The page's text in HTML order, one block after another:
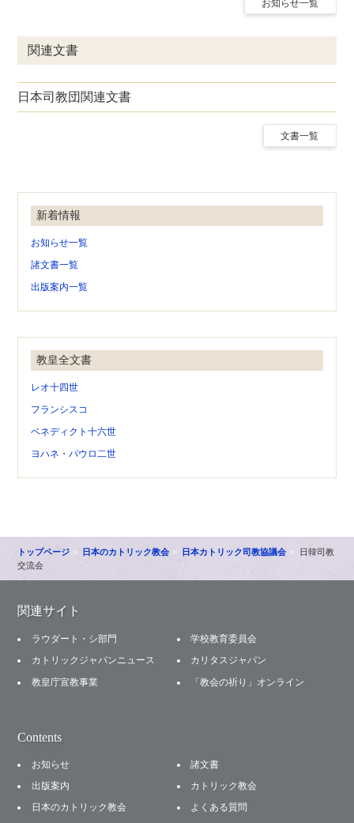
お知らせ一覧
関連文書
日本司教団関連文書
文書一覧
新着情報
お知らせ一覧
諸文書一覧
出版案内一覧
教皇全文書
レオ十四世
フランシスコ
ベネディクト十六世
ヨハネ・パウロ二世
トップページ 日本のカトリック教会 日本カトリック司教協議会
日韓司教
交流会
関連サイト
ラウダート・シ部門
学校教育委員会
カトリックジャパンニュース
カリタスジャパン
教皇庁宣教事業
「教会の祈り」オンライン
Contents
お知らせ
諸文書
出版案内
カトリック教会
日本のカトリック教会
よくある質問